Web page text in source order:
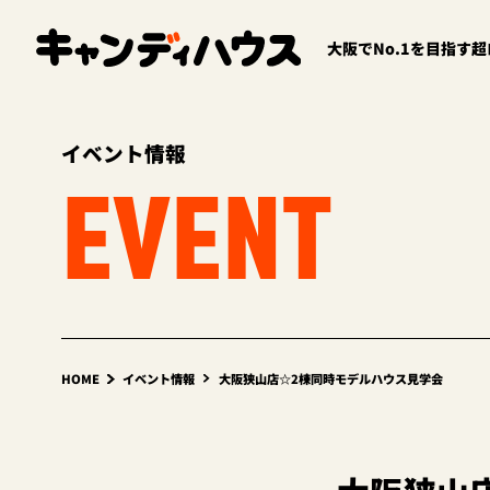
大阪でNo.1を目指す
イベント情報
EVENT
HOME イベント情報 大阪狭山店☆2棟同時モデルハウス見学会